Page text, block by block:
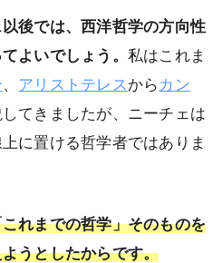
後では、西洋哲学の方向性
よいでしょう。 私はこれま
、 アリストテレスから カン
てきましたが、ニーチェは
に置ける哲学者ではありま
れまでの哲学」そのものを
うとしたからです。